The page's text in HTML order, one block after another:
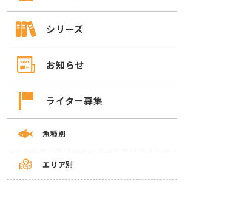
シリーズ
お知らせ
ライター募集
魚種別
エリア別